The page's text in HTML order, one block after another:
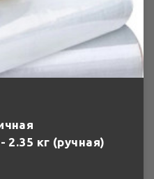
кг (ручная)